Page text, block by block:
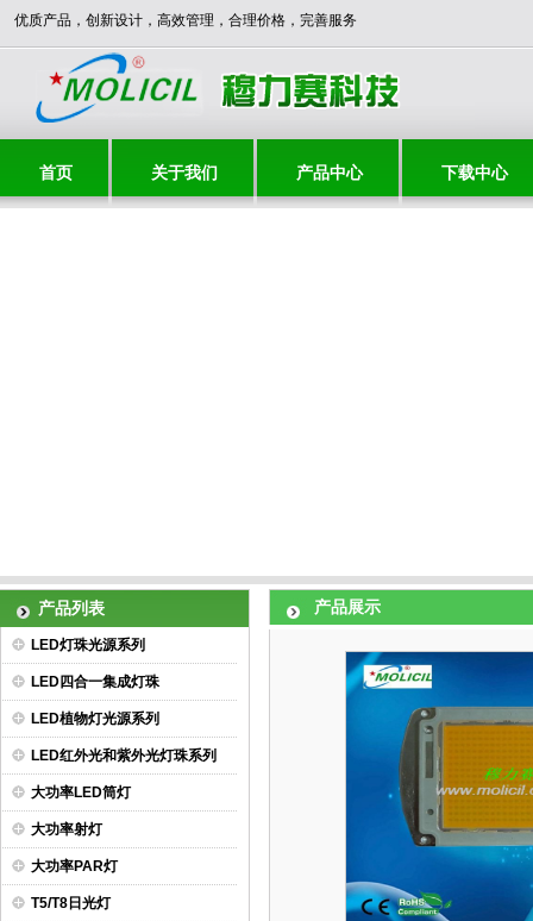
质产品，创新设计，高效管理，合理价格，完善服务，与时俱进，共创辉煌
首页 关于我们 产品中心 下载中心
产品列表
LED灯珠光源系列
LED四合一集成灯珠
LED植物灯光源系列
LED红外光和紫外光灯珠系列
大功率LED筒灯
大功率射灯
大功率PAR灯
T5/T8日光灯
产品展示